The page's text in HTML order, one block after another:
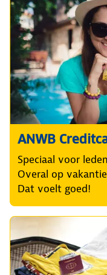
ANWB
Speciaal voor
Overal op
Dat voelt goed!